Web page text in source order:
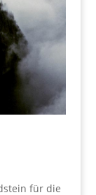
für die